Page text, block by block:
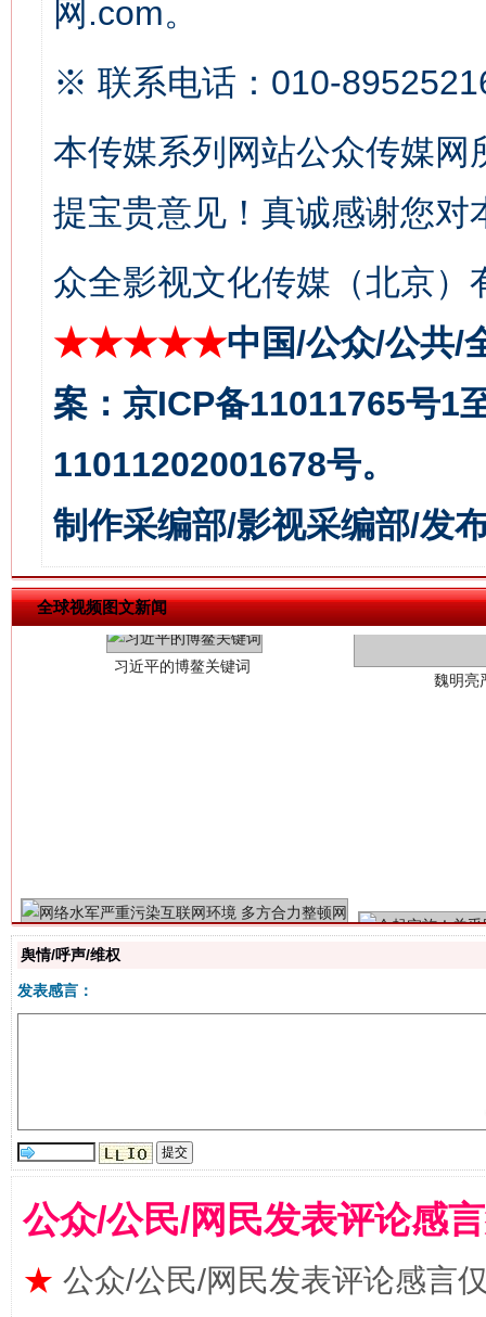
网.com。
※ 联系电话：010-
本传媒系列网站公众传媒
提宝贵意见！真诚感谢您
众全影视文化传媒（北京）
★★★★★中国/公众/公共/
案：京ICP备11011765号1
11011202001678号。
制作采编部/影视采编部/发
全球视频图文新闻
在谋一域中谋全局
习近平的博鳌关键词
舆情/呼声/维权
发表感言：
公众/公民/网民发表评论感
★ 公众/公民/网民发表评论感言